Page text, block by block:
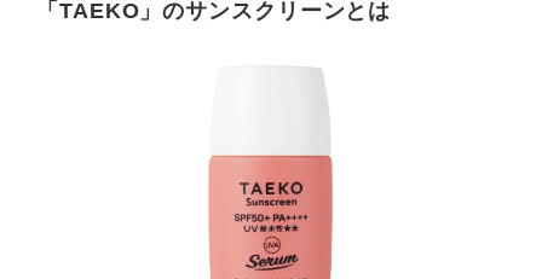
「TAEKO」のサンスクリーンとは